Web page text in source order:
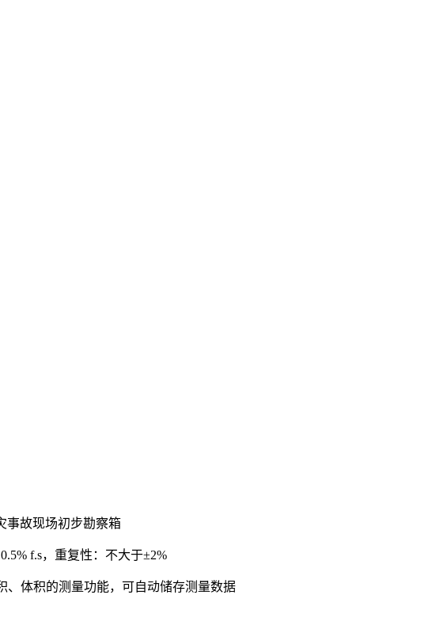
事故现场初步勘察箱
f.s，重复性：不大于±2%
、体积的测量功能，可自动储存测量数据